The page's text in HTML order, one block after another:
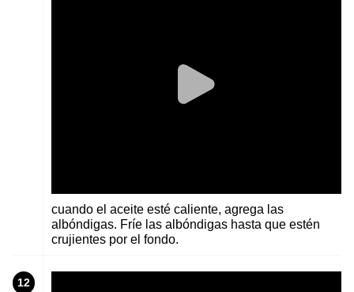
cuando el aceite esté caliente, agrega las
albóndigas. Fríe las albóndigas hasta que estén
crujientes por el fondo.
12